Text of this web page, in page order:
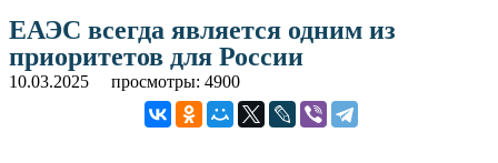
ЕАЭС всегда является одним из
приоритетов для России
10.03.2025 просмотры: 4900